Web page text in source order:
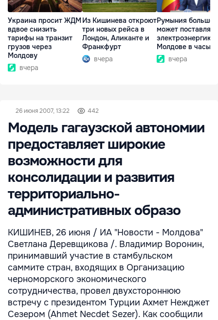
Украина просит ЖДМ
вдвое снизить
тарифы на транзит
грузов через
Молдову
вчера
Из Кишинева откроют
три новых рейса в
Лондон, Аликанте и
Франкфурт
вчера
Румыния больше
может поставлять
электроэнергию
Молдове в часы
вчера
26 июня 2007, 13:22 442
Модель гагаузской автономии
предоставляет широкие
возможности для
консолидации и развития
территориально-
административных образо
КИШИНЕВ, 26 июня / ИА "Новости - Молдова"
Светлана Деревщикова /. Владимир Воронин,
принимавший участие в стамбульском
саммите стран, входящих в Организацию
черноморского экономического
сотрудничества, провел двухстороннюю
встречу с президентом Турции Ахмет Нежджет
Сезером (Ahmet Necdet Sezer). Как сообщили